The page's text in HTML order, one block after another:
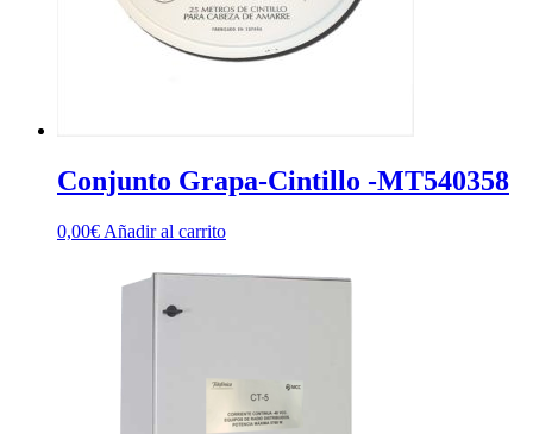
Conjunto Grapa-Cintillo -MT540358
0,00€ Añadir al carrito